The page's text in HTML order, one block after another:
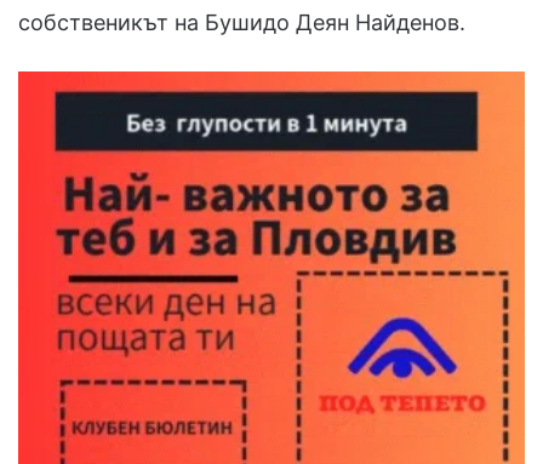
собственикът на Бушидо Деян Найденов.